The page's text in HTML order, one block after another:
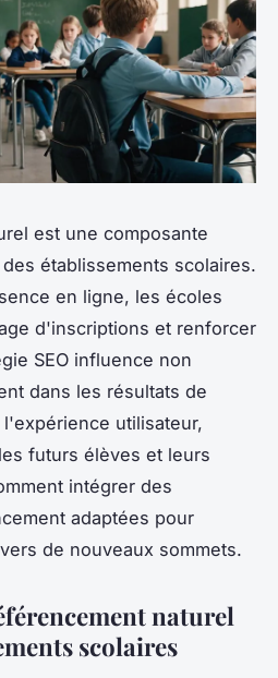
est une composante
établissements scolaires.
en ligne, les écoles
d'inscriptions et renforcer
SEO influence non
dans les résultats de
utilisateur,
futurs élèves et leurs
intégrer des
adaptées pour
de nouveaux sommets.
naturel
scolaires